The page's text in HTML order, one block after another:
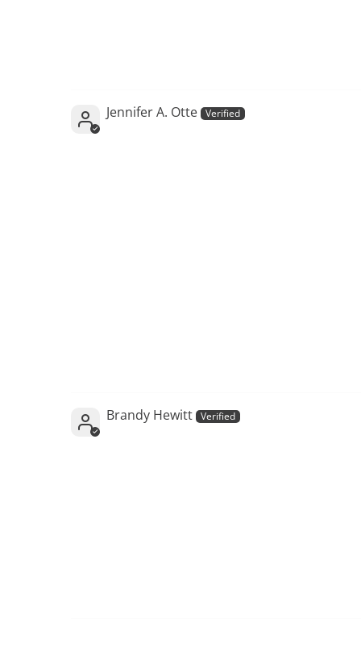
Jennifer A. Otte
Brandy Hewitt